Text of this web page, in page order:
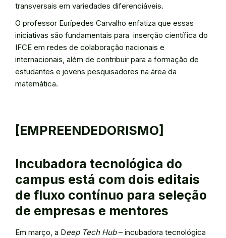
transversais em variedades diferenciáveis.
O professor Eurípedes Carvalho enfatiza que essas
iniciativas são fundamentais para inserção científica do
IFCE em redes de colaboração nacionais e
internacionais, além de contribuir para a formação de
estudantes e jovens pesquisadores na área da
matemática.
[EMPREENDEDORISMO]
Incubadora tecnológica do
campus está com dois editais
de fluxo contínuo para seleção
de empresas e mentores
Em março, a Deep Tech Hub– incubadora tecnológica